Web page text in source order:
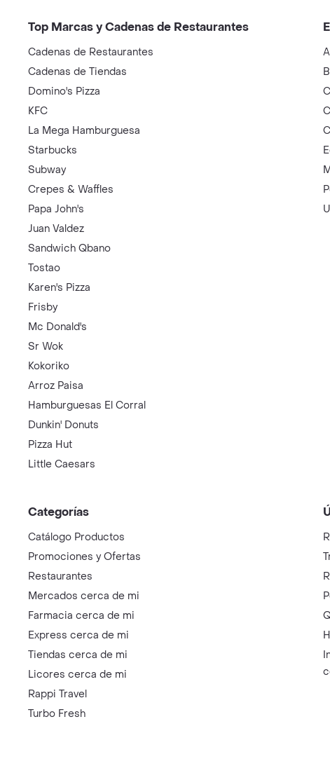
Top Marcas y Cadenas de Restaurantes
Cadenas de Restaurantes
Cadenas de Tiendas
Domino's Pizza
KFC
La Mega Hamburguesa
Starbucks
Subway
Crepes & Waffles
Papa John's
Juan Valdez
Sandwich Qbano
Tostao
Karen's Pizza
Frisby
Mc Donald's
Sr Wok
Kokoriko
Arroz Paisa
Hamburguesas El Corral
Dunkin' Donuts
Pizza Hut
Little Caesars
Categorías
Catálogo Productos
Promociones y Ofertas
Restaurantes
Mercados cerca de mi
Farmacia cerca de mi
Express cerca de mi
Tiendas cerca de mi
Licores cerca de mi
Rappi Travel
Turbo Fresh